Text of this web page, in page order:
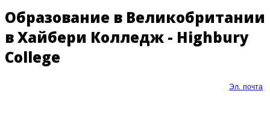
Образование в Великобритании
в Хайбери Колледж - Highbury
College
Эл. почта